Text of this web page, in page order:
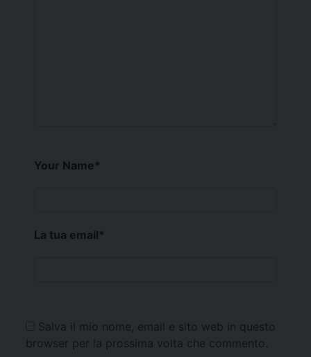
Your Name*
La tua email*
Salva il mio nome, email e sito web in questo
browser per la prossima volta che commento.